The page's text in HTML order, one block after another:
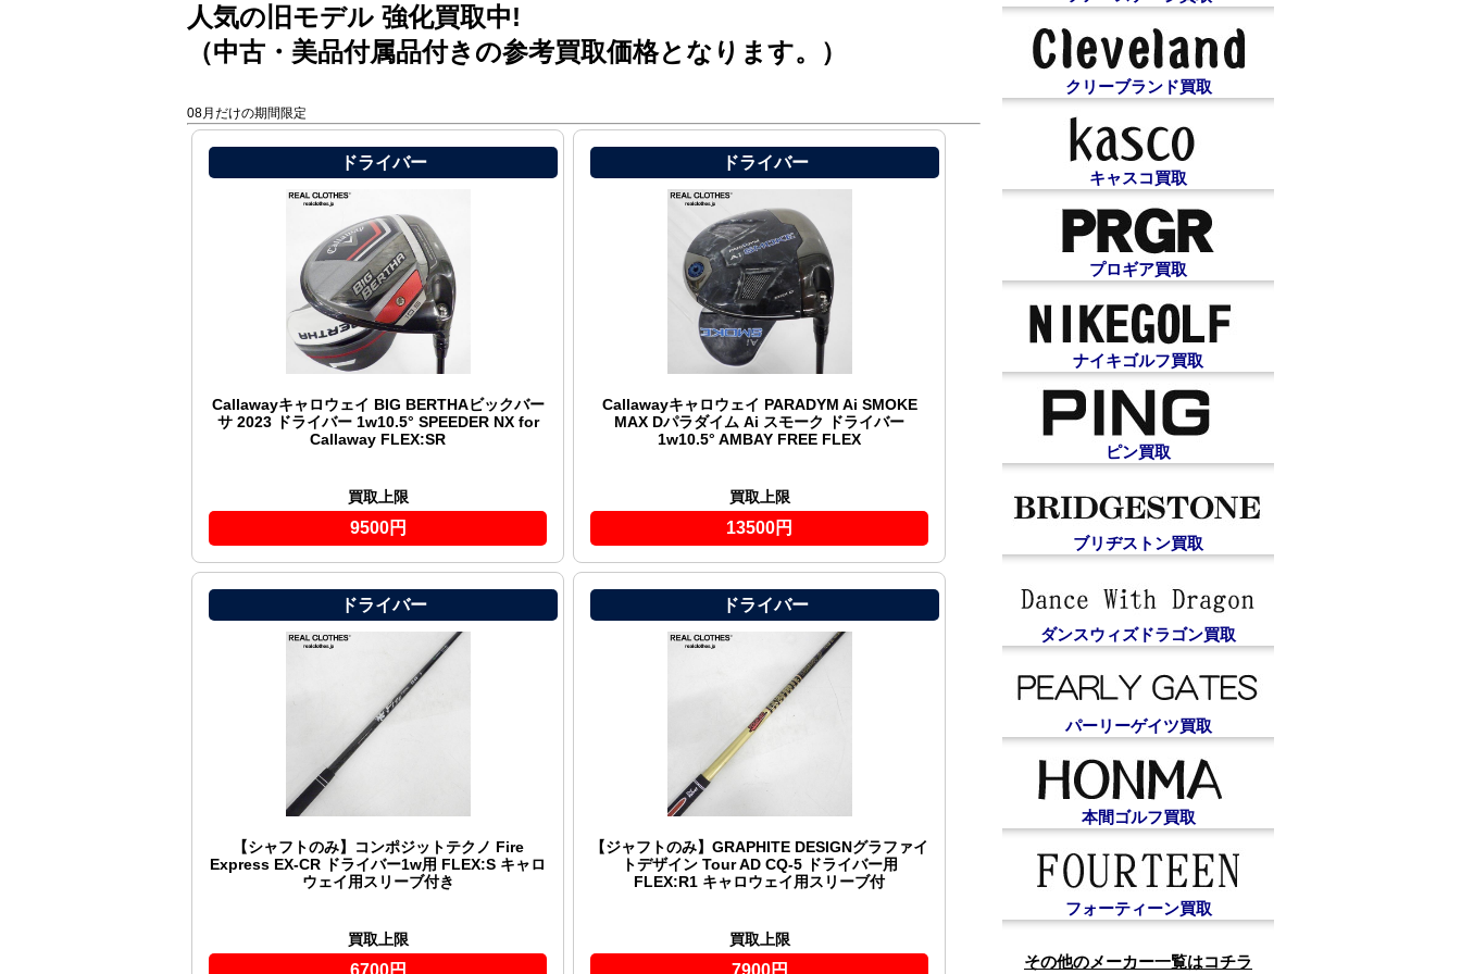
人気の旧モデル 強化買取中!
（中古・美品付属品付きの参考買取価格となります。）
08月だけの期間限定
ドライバー
Callawayキャロウェイ BIG BERTHAビックバー
サ 2023 ドライバー 1w10.5° SPEEDER NX for
Callaway FLEX:SR
買取上限
9500円
ドライバー
Callawayキャロウェイ PARADYM Ai SMOKE
MAX Dパラダイム Ai スモーク ドライバー
1w10.5° AMBAY FREE FLEX
買取上限
13500円
ドライバー
【シャフトのみ】コンポジットテクノ Fire
Express EX-CR ドライバー1w用 FLEX:S キャロ
ウェイ用スリーブ付き
買取上限
ドライバー
【ジャフトのみ】GRAPHITE DESIGNグラファイ
トデザイン Tour AD CQ-5 ドライバー用
FLEX:R1 キャロウェイ用スリーブ付
買取上限
クリーブランド買取
キャスコ買取
プロギア買取
ナイキゴルフ買取
ピン買取
ブリヂストン買取
ダンスウィズドラゴン買取
パーリーゲイツ買取
本間ゴルフ買取
フォーティーン買取
その他のメーカー一覧はコチラ